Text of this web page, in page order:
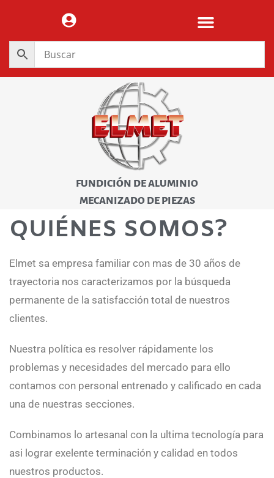
FUNDICIÓN DE ALUMINIO
MECANIZADO DE PIEZAS
QUIÉNES SOMOS?
Elmet sa empresa familiar con mas de 30 años de
trayectoria nos caracterizamos por la búsqueda
permanente de la satisfacción total de nuestros
clientes.
Nuestra política es resolver rápidamente los
problemas y necesidades del mercado para ello
contamos con personal entrenado y calificado en cada
una de nuestras secciones.
Combinamos lo artesanal con la ultima tecnología para
asi lograr exelente terminación y calidad en todos
nuestros productos.